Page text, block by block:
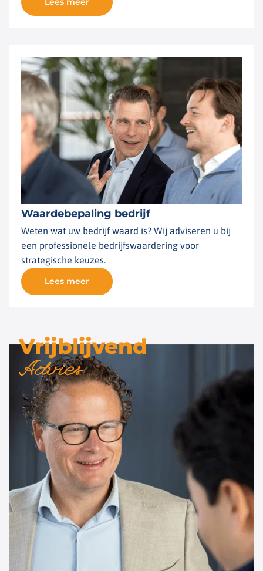
Waardebepaling bedrijf
Weten wat uw bedrijf waard is? Wij adviseren u bij
een professionele bedrijfswaardering voor
strategische keuzes.
Lees meer
Vrijblijvend
Advies